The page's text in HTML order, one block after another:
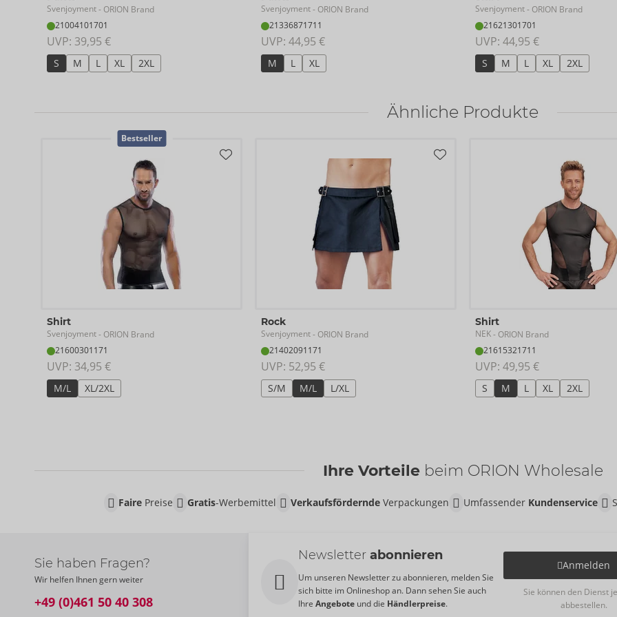
Svenjoyment- ORION Brand
21004101701
UVP: 39,95 €
S M L XL 2XL
Svenjoyment- ORION Brand
21336871711
UVP: 44,95 €
M L XL
Svenjoyment- ORION Brand
21621301701
UVP: 44,95 €
S M L XL 2XL
Ähnliche Produkte
Bestseller
Shirt
Svenjoyment- ORION Brand
21600301171
UVP: 34,95 €
M/L XL/2XL
Rock
Svenjoyment- ORION Brand
21402091171
UVP: 52,95 €
S/M M/L L/XL
Shirt
NEK- ORION Brand
21615321711
UVP: 49,95 €
S M L XL 2XL
Ihre Vorteile beim ORION Wholesale
FairePreise Gratis-Werbemittel VerkaufsförderndeVerpackungen Umfassender Kundenservice
Sie haben Fragen?
Wir helfen Ihnen gern weiter
+49 (0)461 50 40 308
Newsletter abonnieren
Um unseren Newsletter zu abonnieren, melden Sie
sich bitte im Onlineshop an. Dann sehen Sie auch
Ihre Angebote und die Händlerpreise.
Anmelden
Sie können den Dienst
abbestellen.